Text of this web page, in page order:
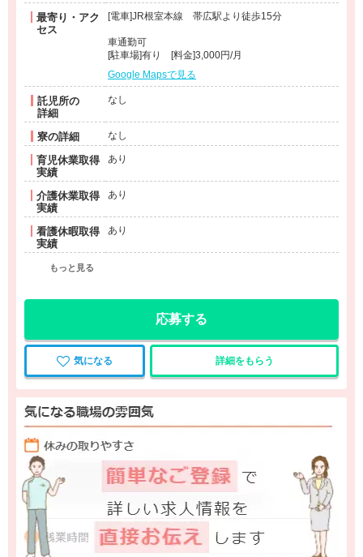
最寄り・アク
セス
[電車]JR根室本線 帯広駅より徒歩15分
車通勤可
[駐車場]有り [料金]3,000円/月
Google Mapsで見る
託児所の
詳細
なし
寮の詳細 なし
育児休業取得
実績
あり
介護休業取得
実績
あり
看護休暇取得
実績
あり
もっと見る
応募する
気になる 詳細をもらう